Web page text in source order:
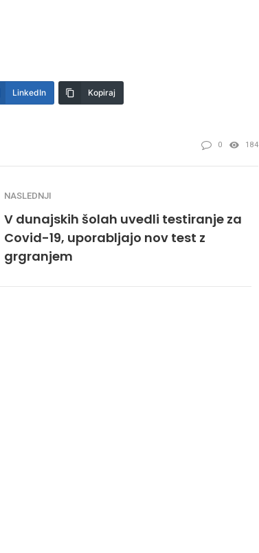
LinkedIn Kopiraj
0 184
NASLEDNJI
V dunajskih šolah uvedli testiranje za
Covid-19, uporabljajo nov test z
grgranjem